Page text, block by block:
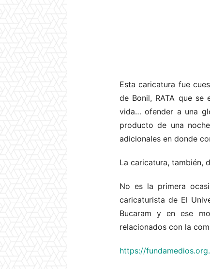
Esta caricatura fue
de Bonil, RATA que
vida… ofender a una
producto de una
adicionales en donde
La caricatura, también,
No es la primera
caricaturista de El
Bucaram y en ese
relacionados con la
https://